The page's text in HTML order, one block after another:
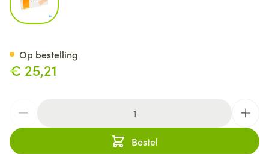
€ 25,21
Bestel
Op bestelling